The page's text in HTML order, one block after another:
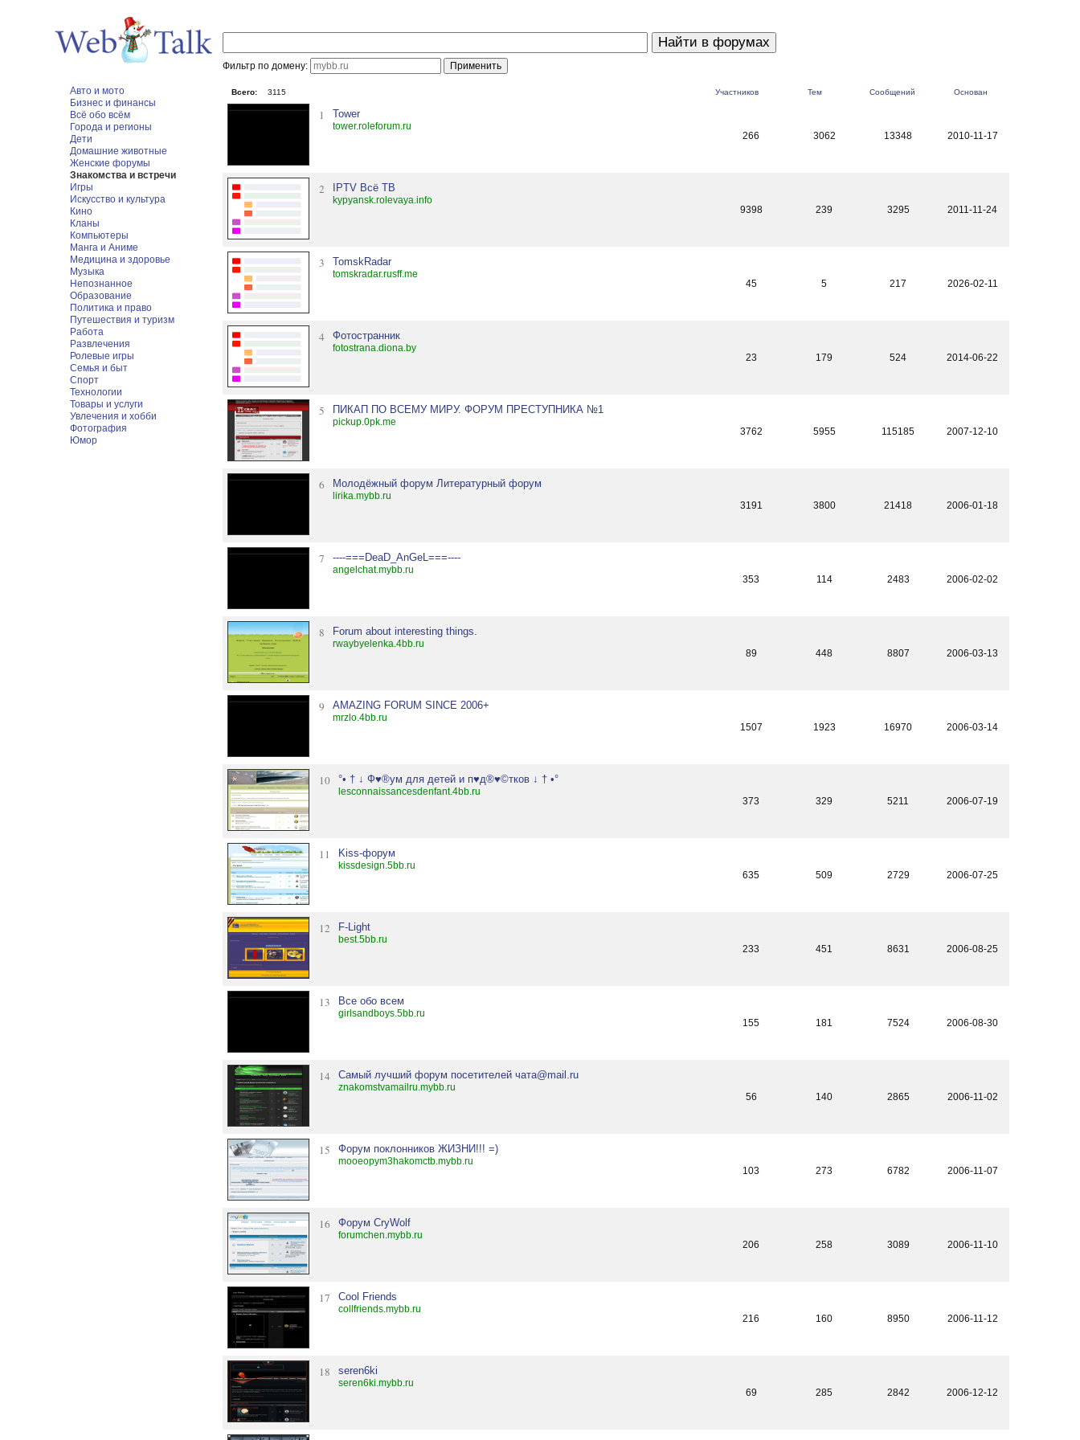
Фильтр по домену:
Авто и мото
Бизнес и финансы
Всё обо всём
Города и регионы
Дети
Домашние животные
Женские форумы
Знакомства и встречи
Игры
Искусство и культура
Кино
Кланы
Компьютеры
Манга и Аниме
Медицина и здоровье
Музыка
Непознанное
Образование
Политика и право
Путешествия и туризм
Работа
Развлечения
Ролевые игры
Семья и быт
Спорт
Технологии
Товары и услуги
Увлечения и хобби
Фотография
Юмор
Всего: 3115 Участников Тем Сообщений Основан
1 Tower
tower.roleforum.ru
266
3062 13348 2010-11-17
2 IPTV Всё ТВ
kypyansk.rolevaya.info
9398
239 3295 2011-11-24
3 TomskRadar
tomskradar.rusff.me
45
5 217 2026-02-11
4 Фотостранник
fotostrana.diona.by
23
179 524 2014-06-22
5 ПИКАП ПО ВСЕМУ МИРУ. ФОРУМ ПРЕСТУПНИКА №1
pickup.0pk.me
3762
5955 115185 2007-12-10
6 Молодёжный форум Литературный форум
lirika.mybb.ru
3191
3800 21418 2006-01-18
7 ----===DeaD_AnGeL===----
angelchat.mybb.ru
353
114 2483 2006-02-02
8 Forum about interesting things.
rwaybyelenka.4bb.ru
89
448 8807 2006-03-13
9 AMAZING FORUM SINCE 2006+
mrzlo.4bb.ru
1507
1923 16970 2006-03-14
10 °• † ↓ Ф♥®ум для детей и п♥д®♥©тков ↓ † •°
lesconnaissancesdenfant.4bb.ru
373
329 5211 2006-07-19
11 Kiss-форум
kissdesign.5bb.ru
635
509 2729 2006-07-25
12 F-Light
best.5bb.ru
233
451 8631 2006-08-25
13 Все обо всем
girlsandboys.5bb.ru
155
181 7524 2006-08-30
14 Самый лучший форум посетителей чатa@mail.ru
znakomstvamailru.mybb.ru
56
140 2865 2006-11-02
15 Форум поклонников ЖИЗНИ!!! =)
mooeopym3hakomctb.mybb.ru
103
273 6782 2006-11-07
16 Форум CryWolf
forumchen.mybb.ru
206
258 3089 2006-11-10
17 Cool Friends
collfriends.mybb.ru
216
160 8950 2006-11-12
18 seren6ki
seren6ki.mybb.ru
69
285 2842 2006-12-12